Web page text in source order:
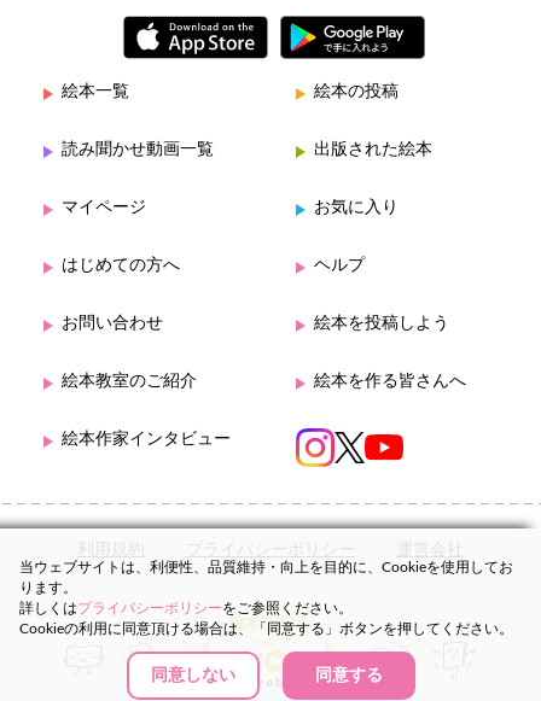
絵本一覧 絵本の投稿
読み聞かせ動画一覧 出版された絵本
マイページ お気に入り
はじめての方へ ヘルプ
お問い合わせ 絵本を投稿しよう
絵本教室のご紹介 絵本を作る皆さんへ
絵本作家インタビュー
利用規約 プライバシーポリシー 運営会社
当ウェブサイトは、利便性、品質維持・向上を目的に、Cookieを使用してお
ります。
詳しくはプライバシーポリシーをご参照ください。
Cookieの利用に同意頂ける場合は、「同意する」ボタンを押してください。
同意しない 同意する